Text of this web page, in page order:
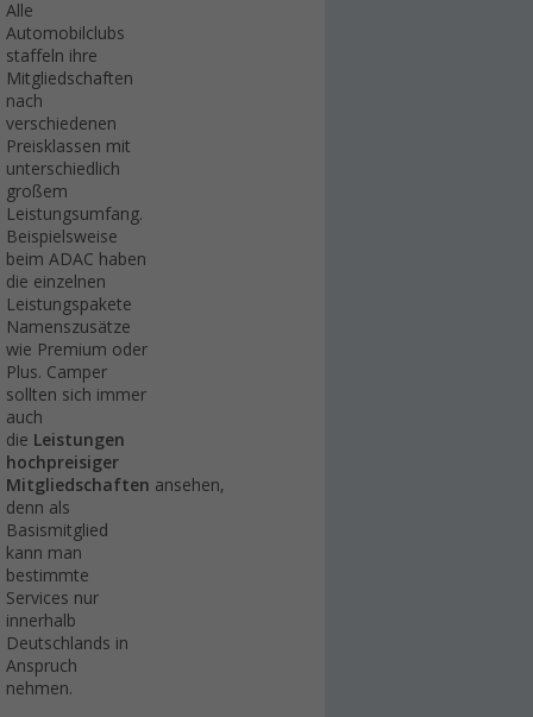
Alle
Automobilclubs
staffeln ihre
Mitgliedschaften
nach
verschiedenen
Preisklassen mit
unterschiedlich
großem
Leistungsumfang.
Beispielsweise
beim ADAC haben
die einzelnen
Leistungspakete
Namenszusätze
wie Premium oder
Plus. Camper
sollten sich immer
auch
die Leistungen
hochpreisiger
Mitgliedschaften ansehen,
denn als
Basismitglied
kann man
bestimmte
Services nur
innerhalb
Deutschlands in
Anspruch
nehmen.